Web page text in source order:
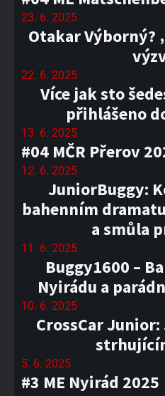
23. 6. 2025
Otakar Výborný?
22. 6. 2025
Více jak sto
přihlášeno
13. 6. 2025
#04 MČR Přerov
12. 6. 2025
JuniorBuggy:
bahenním
a smůla
11. 6. 2025
Buggy1600 –
Nyirádu a
10. 6. 2025
CrossCar
5. 6. 2025
#3 ME Nyirád 2025